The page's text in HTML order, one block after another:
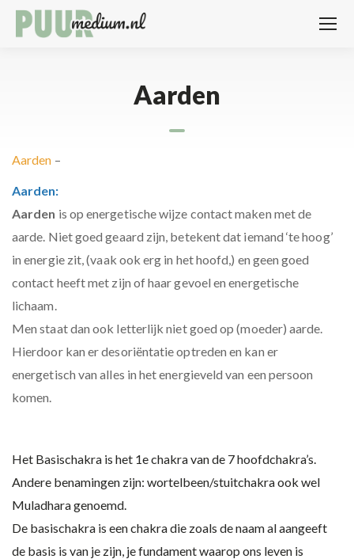
Aarden
Aarden –
Aarden:
Aarden is op energetische wijze contact maken met de
aarde. Niet goed geaard zijn, betekent dat iemand ‘te hoog’
in energie zit, (vaak ook erg in het hoofd,) en geen goed
contact heeft met zijn of haar gevoel en energetische
lichaam.
Men staat dan ook letterlijk niet goed op (moeder) aarde.
Hierdoor kan er desoriëntatie optreden en kan er
energetisch van alles in het energieveld van een persoon
komen.
Het Basischakra is het 1e chakra van de 7 hoofdchakra’s.
Andere benamingen zijn: wortelbeen/stuitchakra ook wel
Muladhara genoemd.
De basischakra is een chakra die zoals de naam al aangeeft
de basis is van je zijn, je fundament waarop ons leven is